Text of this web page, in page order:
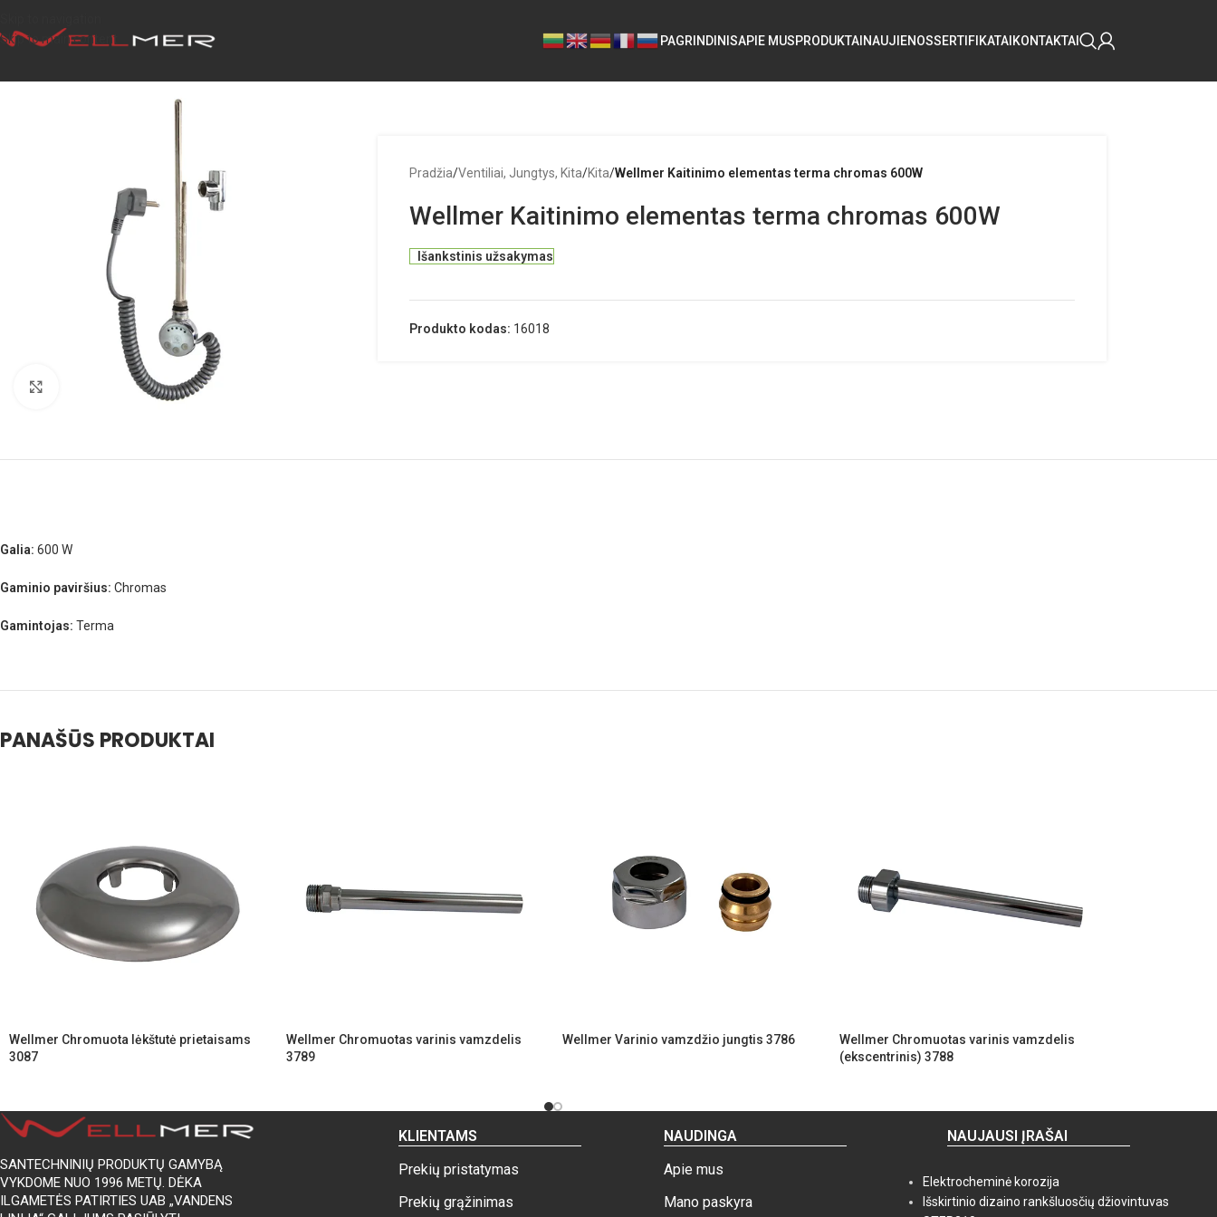
Skip to main content
PAGRINDINISAPIE MUSPRODUKTAINAUJIENOSSERTIFIKATAIKONTAKTAI
Click to enlarge
Pradžia/Ventiliai, Jungtys, Kita/Kita/Wellmer Kaitinimo elementas terma chromas 600W
Wellmer Kaitinimo elementas terma chromas 600W
Išankstinis užsakymas
Produkto kodas: 16018
Galia: 600 W
Gaminio paviršius: Chromas
Gamintojas: Terma
PANAŠŪS PRODUKTAI
Wellmer Chromuota lėkštutė prietaisams
3087
Wellmer Chromuotas varinis vamzdelis
3789
Wellmer Varinio vamzdžio jungtis 3786
Wellmer Chromuotas varinis vamzdelis
(ekscentrinis) 3788
SANTECHNINIŲ PRODUKTŲ GAMYBĄ
VYKDOME NUO 1996 METŲ. DĖKA
ILGAMETĖS PATIRTIES UAB „VANDENS
KLIENTAMS
Prekių pristatymas
Prekių grąžinimas
NAUDINGA
Apie mus
Mano paskyra
NAUJAUSI ĮRAŠAI
Elektrocheminė korozija
Išskirtinio dizaino rankšluosčių džiovintuvas